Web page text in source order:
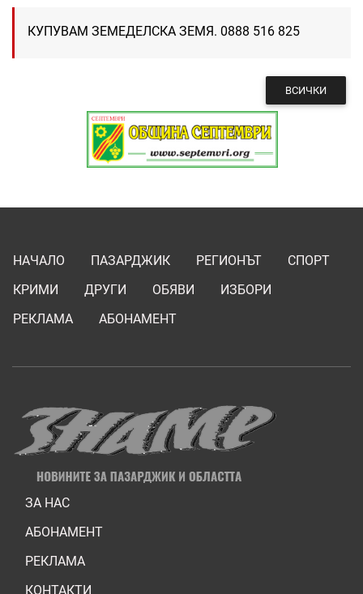
КУПУВАМ ЗЕМЕДЕЛСКА ЗЕМЯ. 0888 516 825
ВСИЧКИ
НАЧАЛО ПАЗАРДЖИК РЕГИОНЪТ
СПОРТ
КРИМИ
ДРУГИ ОБЯВИ
ИЗБОРИ
РЕКЛАМА
АБОНАМЕНТ
ЗА НАС
АБОНАМЕНТ
РЕКЛАМА
КОНТАКТИ